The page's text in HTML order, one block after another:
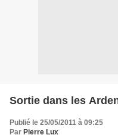
Sortie dans les
Publié le 25/05/2011 à 09:25
Par Pierre Lux